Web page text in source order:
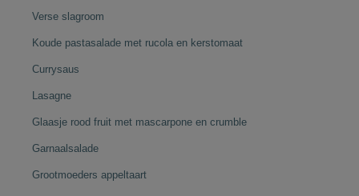
Verse slagroom
Koude pastasalade met rucola en kerstomaat
Currysaus
Lasagne
Glaasje rood fruit met mascarpone en crumble
Garnaalsalade
Grootmoeders appeltaart